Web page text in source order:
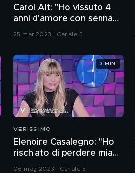
Carol Alt: "Ho vissuto 4
anni d'amore con senna
mentre ero sposata"
25 mar 2023 | Canale 5
VERISSIMO
Elenoire Casalegno: "Ho
rischiato di perdere mia
06 mag 2023 | Canale 5
3 MIN